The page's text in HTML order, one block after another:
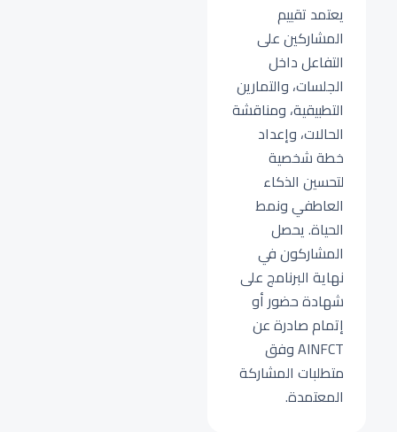
يعتمد تقييم
المشاركين على
التفاعل داخل
الجلسات، والتمارين
التطبيقية، ومناقشة
الحالات، وإعداد
خطة شخصية
لتحسين الذكاء
العاطفي ونمط
الحياة. يحصل
المشاركون في
نهاية البرنامج على
شهادة حضور أو
إتمام صادرة عن
AINFCT وفق
متطلبات المشاركة
المعتمدة.